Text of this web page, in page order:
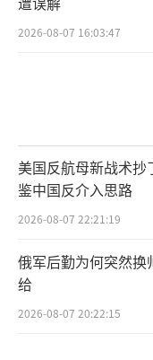
1%的瑞士奢侈
言是天文数字。
格上涨，消费
必需品的消费
零售业的销售
朗普政府的关
特朗普已宣布对
天的关税暂停
5%。这种不确
2026-08-07 16:03:47
美国反航母新战术
鉴中国反介入思路
2026-08-07 22:21:19
俄军后勤为何突然换
给
2026-08-07 20:22:15